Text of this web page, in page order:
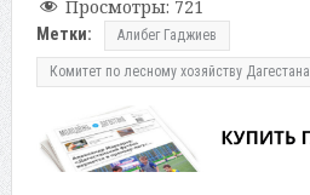
Просмотры: 721
Метки: Алибег Гаджиев
Комитет по лесному хозяйству Дагестана